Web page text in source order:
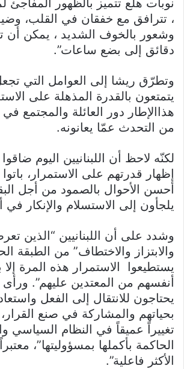
نوبات هلع تتميز بالظهور المفاجئ
، تترافق مع خفقان في القلب،
وشعور بالخوف الشديد ، يمكن
دقائق إلى بضع ساعات”.
وتطرّق ريشا إلى العوامل التي تجعل
يتمتعون بالقدرة المذهلة على
هذاالإطار دور العائلة والمجتمع
من التحدث عمّا يعانونه.
لكنّه لاحظ أن اللبنانيين اليوم
إظهار قدرتهم على الاستمرار،
أحسن الأحوال بالصمود من أجل
يلجأون إلى الاستسلام والإنكار في
وشدد على أن اللبنانيين “الذين
والابتزاز والاختطاف” من الطبقة
يستطيعوا الاستمرار هذه المرة إلا
أنفسهم من المعتدين عليهم”. ورأى
يحتاجون للانتقال إلى الفعل
بحياتهم والمشاركة في صنع
تغييراً عميقاً في النظام السياسي
الحاكمة بأكملها بمسؤوليتها”،
الأكثر فاعلية”.